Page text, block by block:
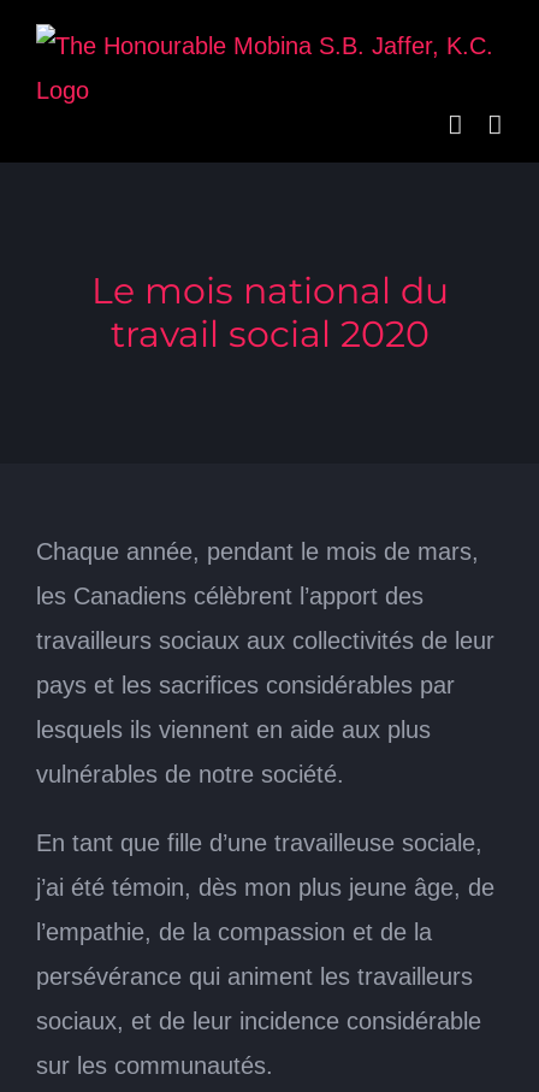
Skip
content
Le mois national du
travail social 2020
Chaque année, pendant le mois de mars,
les Canadiens célèbrent l’apport des
travailleurs sociaux aux collectivités de leur
pays et les sacrifices considérables par
lesquels ils viennent en aide aux plus
vulnérables de notre société.
En tant que fille d’une travailleuse sociale,
j’ai été témoin, dès mon plus jeune âge, de
l’empathie, de la compassion et de la
persévérance qui animent les travailleurs
sociaux, et de leur incidence considérable
sur les communautés.